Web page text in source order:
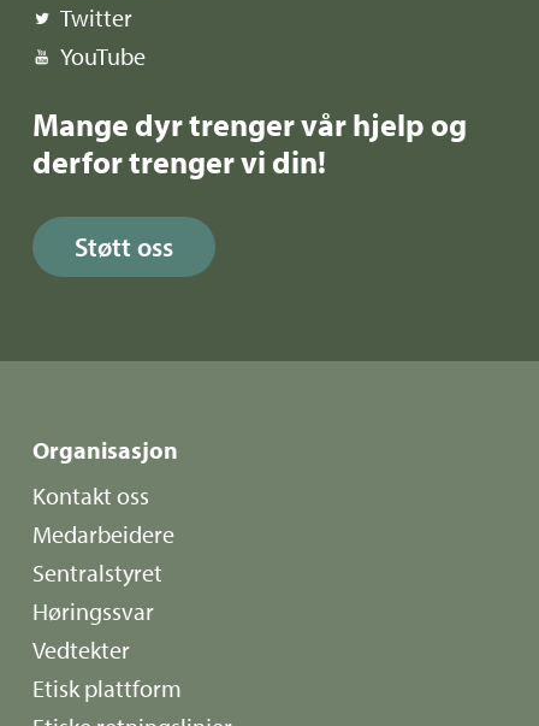
Twitter
YouTube
Mange dyr trenger vår hjelp og
derfor trenger vi din!
Støtt oss
Organisasjon
Kontakt oss
Medarbeidere
Sentralstyret
Høringssvar
Vedtekter
Etisk plattform